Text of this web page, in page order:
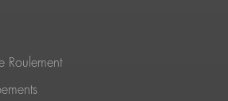
Roulement